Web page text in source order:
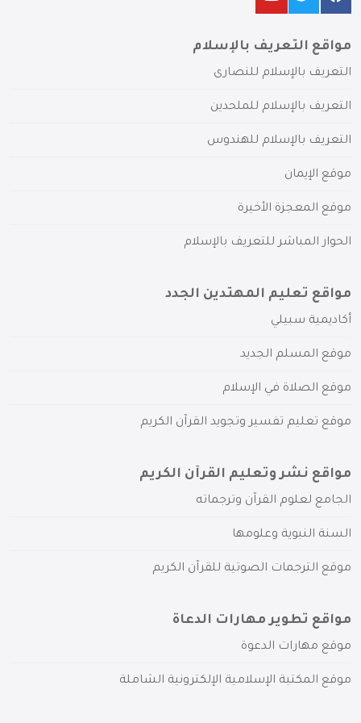
مواقع التعريف بالإسلام
التعريف بالإسلام للنصارى
التعريف بالإسلام للملحدين
التعريف بالإسلام للهندوس
موقع الإيمان
موقع المعجزة الأخيرة
الحوار المباشر للتعريف بالإسلام
مواقع تعليم المهتدين الجدد
أكاديمية سبيلي
موقع المسلم الجديد
موقع الصلاة في الإسلام
موقع تعليم تفسير وتجويد القرآن الكريم
مواقع نشر وتعليم القرآن الكريم
الجامع لعلوم القرآن وترجماته
السنة النبوية وعلومها
موقع الترجمات الصوتية للقرآن الكريم
مواقع تطوير مهارات الدعاة
موقع مهارات الدعوة
موقع المكتبة الإسلامية الإلكترونية الشاملة